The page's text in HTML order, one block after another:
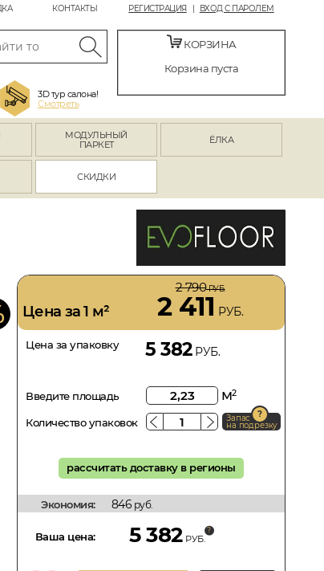
РЕГИСТРАЦИЯ ВХОД С ПАРОЛЕМ
КОНТАКТЫ
3D тур салона!
Смотреть
КОРЗИНА
Корзина пуста
МОДУЛЬНЫЙ
ПАРКЕТ
ЁЛКА
СКИДКИ
Цена за 1 м²
2 790РУБ.
2 411 РУБ.
Цена за упаковку 5 382РУБ.
Введите площадь м2
Количество упаковок Запас
на подрезку
рассчитать доставку в регионы
Экономия: 846 руб.
Ваша цена: 5 382 РУБ.